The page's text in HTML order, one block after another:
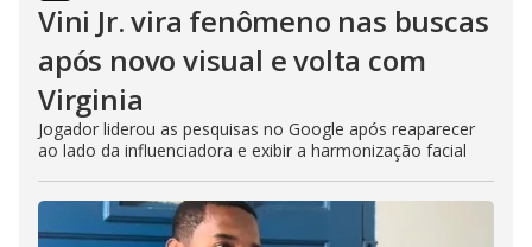
Vini Jr. vira fenômeno nas buscas
após novo visual e volta com
Virginia
Jogador liderou as pesquisas no Google após reaparecer
ao lado da influenciadora e exibir a harmonização facial